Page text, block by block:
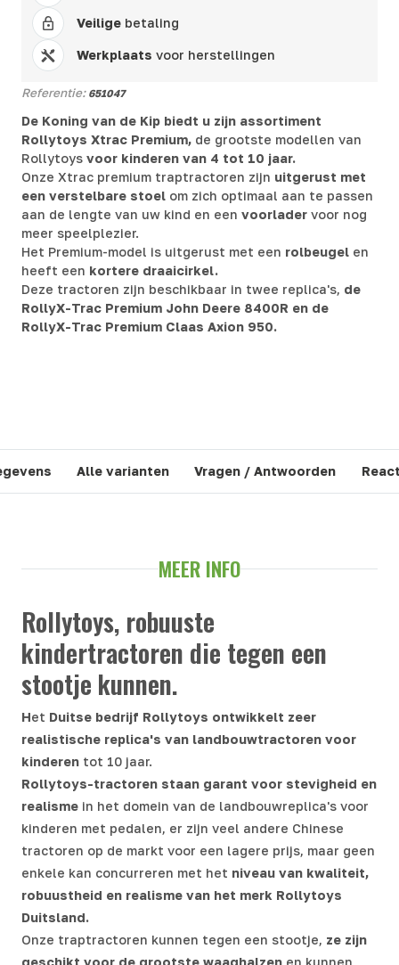
Veilige betaling
Werkplaats voor herstellingen
Referentie: 651047
De Koning van de Kip biedt u zijn assortiment
Rollytoys Xtrac Premium, de grootste modellen van
Rollytoys voor kinderen van 4 tot 10 jaar.
Onze Xtrac premium traptractoren zijn uitgerust met
een verstelbare stoel om zich optimaal aan te passen
aan de lengte van uw kind en een voorlader voor nog
meer speelplezier.
Het Premium-model is uitgerust met een rolbeugel en
heeft een kortere draaicirkel.
Deze tractoren zijn beschikbaar in twee replica's, de
RollyX-Trac Premium John Deere 8400R en de
RollyX-Trac Premium Claas Axion 950.
Alle varianten Vragen / Antwoorden
MEER INFO
Rollytoys, robuuste
kindertractoren die tegen een
stootje kunnen.
Het Duitse bedrijf Rollytoys ontwikkelt zeer
realistische replica's van landbouwtractoren voor
kinderen tot 10 jaar.
Rollytoys-tractoren staan garant voor stevigheid en
realisme in het domein van de landbouwreplica's voor
kinderen met pedalen, er zijn veel andere Chinese
tractoren op de markt voor een lagere prijs, maar geen
enkele kan concurreren met het niveau van kwaliteit,
robuustheid en realisme van het merk Rollytoys
Duitsland.
Onze traptractoren kunnen tegen een stootje, ze zijn